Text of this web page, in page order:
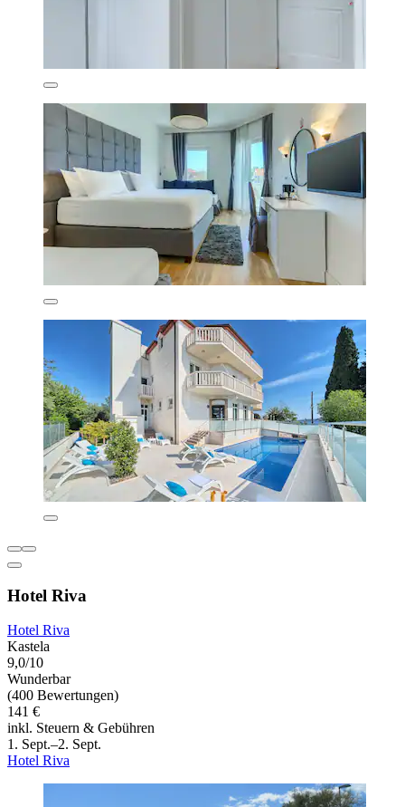
Hotel Riva
Hotel Riva
Kastela
9,0/10
Wunderbar
(400 Bewertungen)
141 €
inkl. Steuern & Gebühren
1. Sept.–2. Sept.
Hotel Riva